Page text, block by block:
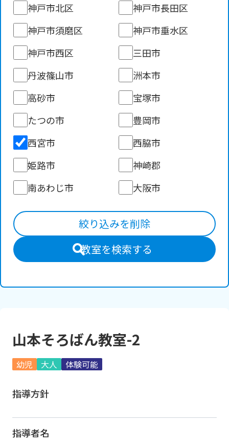
神戸市北区
神戸市長田区
神戸市須磨区
神戸市垂水区
神戸市西区
三田市
丹波篠山市
洲本市
高砂市
宝塚市
たつの市
豊岡市
西宮市
西脇市
姫路市
神崎郡
南あわじ市
大阪市
絞り込みを削除
教室を検索する
山本そろばん教室-2
幼児 大人 体験可能
指導方針
指導者名